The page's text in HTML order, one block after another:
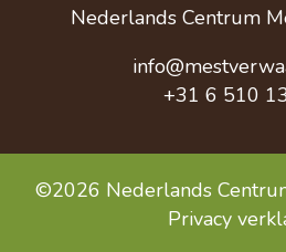
Nederlands Centrum
+31 6 510
©2026 Nederlands
Privacy